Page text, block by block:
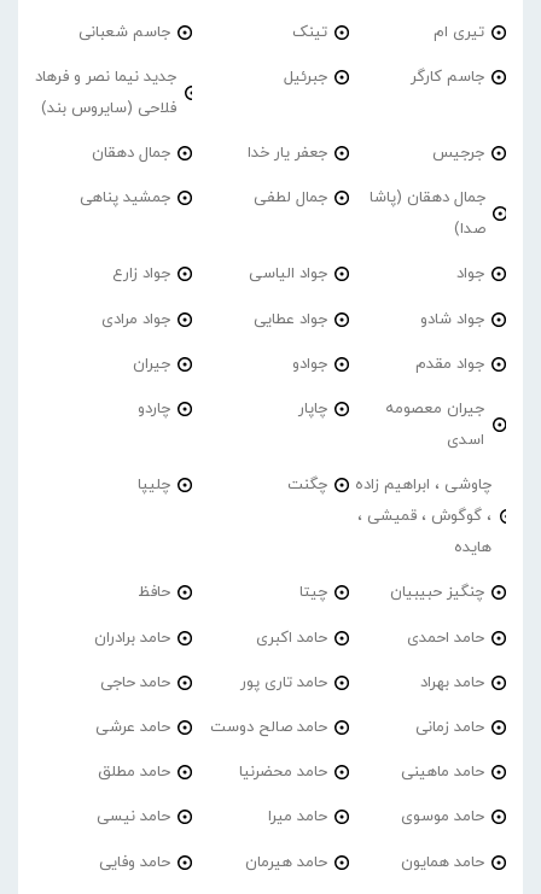
تیری ام تینک جاسم شعبانی
جاسم کارگر جبرئیل
جدید نیما نصر و فرهاد
فلاحی (سایروس بند)
جرجیس جعفر یار خدا جمال دهقان
جمال دهقان (پاشا
صدا)
جمال لطفی جمشید پناهی
جواد جواد الیاسی جواد زارع
جواد شادو جواد عطایی جواد مرادی
جواد مقدم جوادو جیران
جیران معصومه
اسدی
چاپار چاردو
چاوشی ، ابراهیم زاده
، گوگوش ، قمیشی ،
هایده
چگنت چلیپا
چنگیز حبیبیان چیتا حافظ
حامد احمدی حامد اکبری حامد برادران
حامد بهراد حامد تاری پور حامد حاجی
حامد زمانی حامد صالح دوست حامد عرشی
حامد ماهینی حامد محضرنیا حامد مطلق
حامد موسوی حامد میرا حامد نیسی
حامد همایون حامد هیرمان حامد وفایی